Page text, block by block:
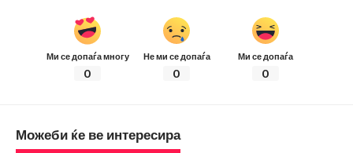
Ми се допаѓа многу
0
Не ми се допаѓа
0
Ми се допаѓа
0
Можеби ќе ве интересира